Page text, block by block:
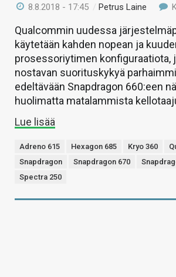
8.8.2018 - 17:45 /Petrus Laine
Qualcommin uudessa
käytetään kahden nopean ja
prosessoriytimen konfiguraatiota,
nostavan suorituskykyä
edeltävään Snapdragon 660:een
huolimatta matalammista
Lue lisää
Adreno 615 Hexagon 685 Kryo 360
Snapdragon
Snapdragon 670
Spectra 250